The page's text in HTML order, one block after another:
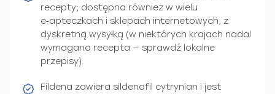
recepty; dostępna również w wielu
e‑apteczkach i sklepach internetowych, z
dyskretną wysyłką (w niektórych krajach nadal
wymagana recepta — sprawdź lokalne
przepisy).
Fildena zawiera sildenafil cytrynian i jest